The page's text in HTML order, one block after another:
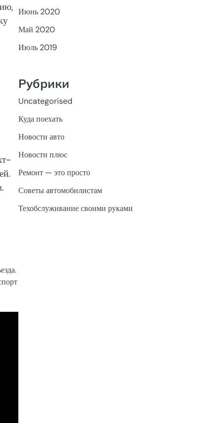
Июнь 2020
Май 2020
Июль 2019
Рубрики
Uncategorised
Куда поехать
Новости авто
Новости плюс
Ремонт — это просто
Советы автомобилистам
Техобслуживание своими руками